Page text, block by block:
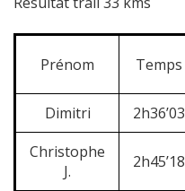
Prénom Temps
Dimitri
2h36’03
Christophe
J.
2h45’18